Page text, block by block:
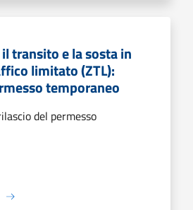
transito e la sosta in
limitato (ZTL):
temporaneo
del permesso